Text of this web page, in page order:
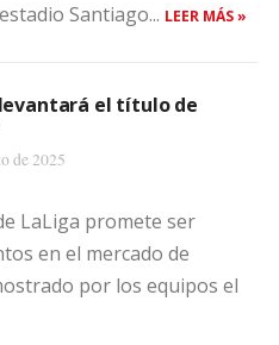
Santiago... LEER MÁS »
el título de
de 2025
LaLiga promete ser
en el mercado de
por los equipos el